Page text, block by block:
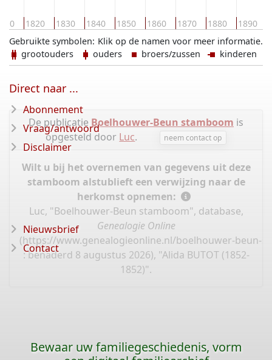
1820 1830 1840 1850 1860 1870 1880 1890
Klik op de namen voor meer informatie.
Gebruikte symbolen:
grootouders
ouders broers/zussen kinderen
De publicatie Boelhouwer-Beun stamboom is
opgesteld door Luc. neem contact op
Wilt u bij het overnemen van gegevens uit deze
stamboom alstublieft een verwijzing naar de
herkomst opnemen:
Luc, "Boelhouwer-Beun stamboom", database,
Genealogie Online
(https://www.genealogieonline.nl/boelhouwer-beun-
: benaderd 8 augustus 2026), "Alida BUTOT (1852-
1852)".
Direct naar ...
Abonnement
Vraag/antwoord
Disclaimer
Nieuwsbrief
Contact
Bewaar uw familiegeschiedenis, vorm